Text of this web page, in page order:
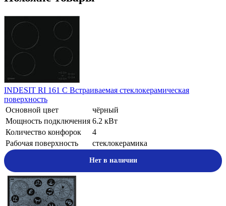
INDESIT RI 161 C Встраиваемая стеклокерамическая
поверхность
Основной цвет
чёрный
Мощность подключения 6.2 кВт
Количество конфорок
4
Рабочая поверхность
стеклокерамика
Нет в наличии